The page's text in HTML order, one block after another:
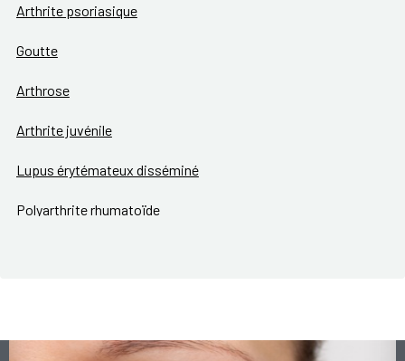
Arthrite psoriasique
Goutte
Arthrose
Arthrite juvénile
Lupus érytémateux disséminé
Polyarthrite rhumatoïde